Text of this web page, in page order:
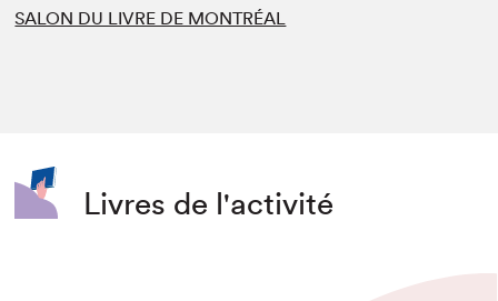
SALON DU LIVRE DE MONTRÉAL
Livres de l'activité